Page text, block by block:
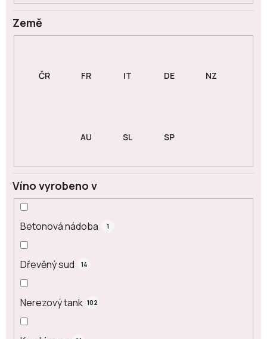
Země
Víno vyrobeno v
Betonová nádoba 1
Dřevěný sud 14
Nerezový tank 102